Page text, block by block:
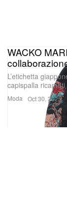
Moda
WACKO
L’etichetta
capispalla
Oct 30, 2025